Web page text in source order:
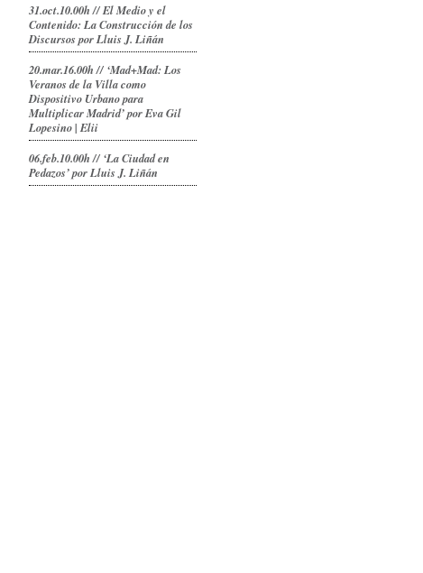
31.oct.10.00h // El Medio y el
Contenido: La Construcción de los
Discursos por Lluis J. Liñán
20.mar.16.00h // ‘Mad+Mad: Los
Veranos de la Villa como
Dispositivo Urbano para
Multiplicar Madrid’ por Eva Gil
Lopesino | Elii
06.feb.10.00h // ‘La Ciudad en
Pedazos’ por Lluis J. Liñán